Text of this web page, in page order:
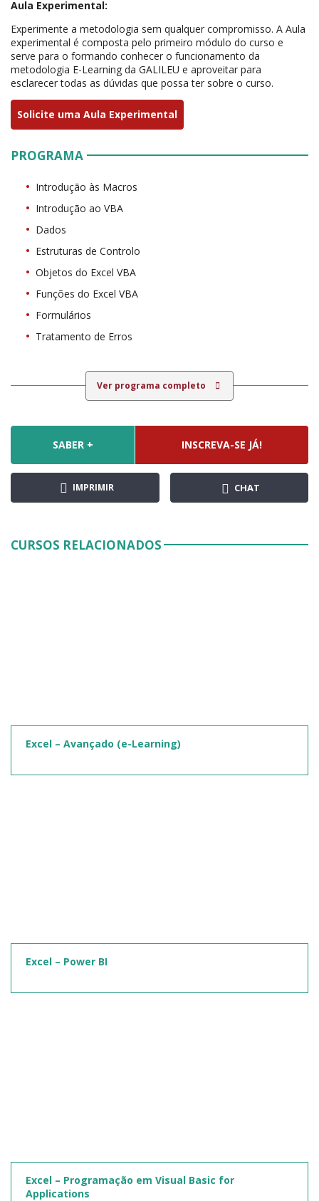
Aula Experimental:
Experimente a metodologia sem qualquer compromisso. A Aula
experimental é composta pelo primeiro módulo do curso e
serve para o formando conhecer o funcionamento da
metodologia E-Learning da GALILEU e aproveitar para
esclarecer todas as dúvidas que possa ter sobre o curso.
Solicite uma Aula Experimental
PROGRAMA
Introdução às Macros
Introdução ao VBA
Dados
Estruturas de Controlo
Objetos do Excel VBA
Funções do Excel VBA
Formulários
Tratamento de Erros
Ver programa completo
SABER + INSCREVA-SE JÁ!
IMPRIMIR CHAT
CURSOS RELACIONADOS
Excel – Avançado (e-Learning)
Excel – Power BI
Excel – Programação em Visual Basic for
Applications